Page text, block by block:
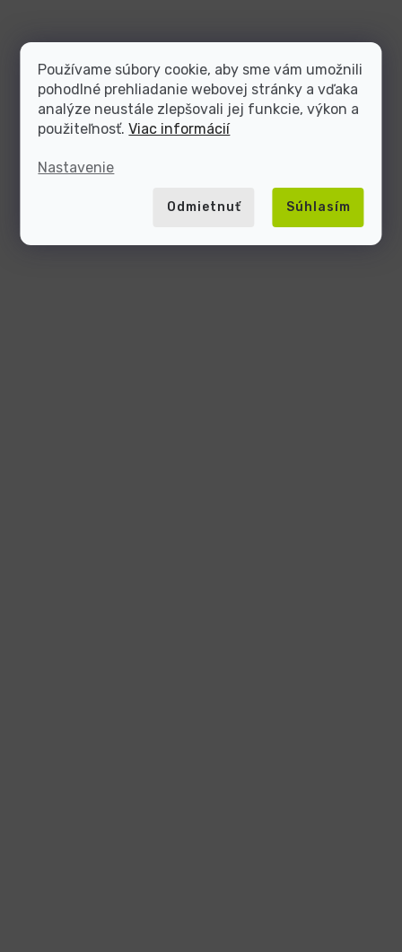
Používame súbory cookie, aby sme vám umožnili
pohodlné prehliadanie webovej stránky a vďaka
analýze neustále zlepšovali jej funkcie, výkon a
použiteľnosť.Viac informácií
Nastavenie
Odmietnuť Súhlasím